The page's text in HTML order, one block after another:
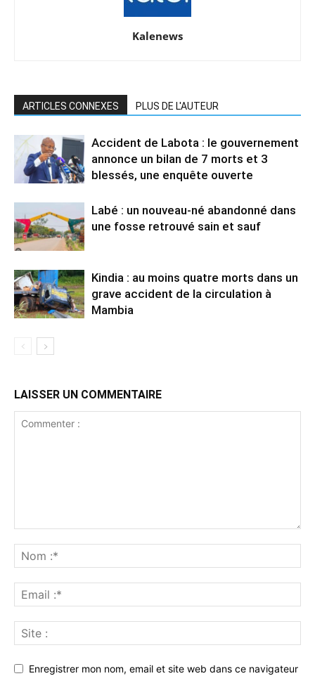
Kalenews
ARTICLES CONNEXES PLUS DE L'AUTEUR
Accident de Labota : le gouvernement
annonce un bilan de 7 morts et 3
blessés, une enquête ouverte
Labé : un nouveau-né abandonné dans
une fosse retrouvé sain et sauf
Kindia : au moins quatre morts dans un
grave accident de la circulation à
Mambia
LAISSER UN COMMENTAIRE
Enregistrer mon nom, email et site web dans ce navigateur